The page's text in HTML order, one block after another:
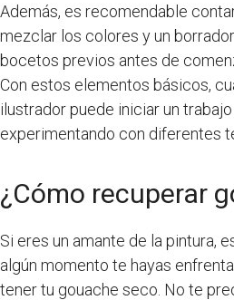
Además, es recomendable
mezclar los colores y un
bocetos previos antes de
Con estos elementos básicos,
ilustrador puede iniciar un
experimentando con diferentes
¿Cómo recuperar
Si eres un amante de la pintura,
algún momento te hayas
tener tu gouache seco. No te